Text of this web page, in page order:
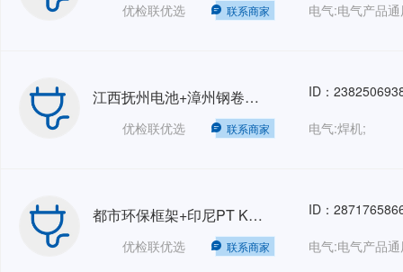
优检联优选 联系商家 电气:电气产品
江西抚州电池+漳州钢卷+惠州焊接+珠海PCK钢管+广东院菲律宾Lasso+广州埃特尼特建筑系统检验-人力外包HRO
优检联优选 联系商家
ID：
电气:焊机;
都市环保框架+印尼PT Kayong Power Nusantara配套工程+青山控股集团+沙特加兹兰1联合循环电站+广州增城旺隆气电替代工程+哥斯达黎加瓜那卡斯特（GUANACASTE）垃圾热解气化发电+江苏双友工程 人力外包 HRO
优检联优选 联系商家
ID：
电气:电气产品